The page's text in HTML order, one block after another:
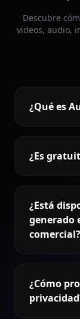
Descubre
videos, audio,
¿Qué es
¿Es
¿Está
generado
comercial?
¿Cómo